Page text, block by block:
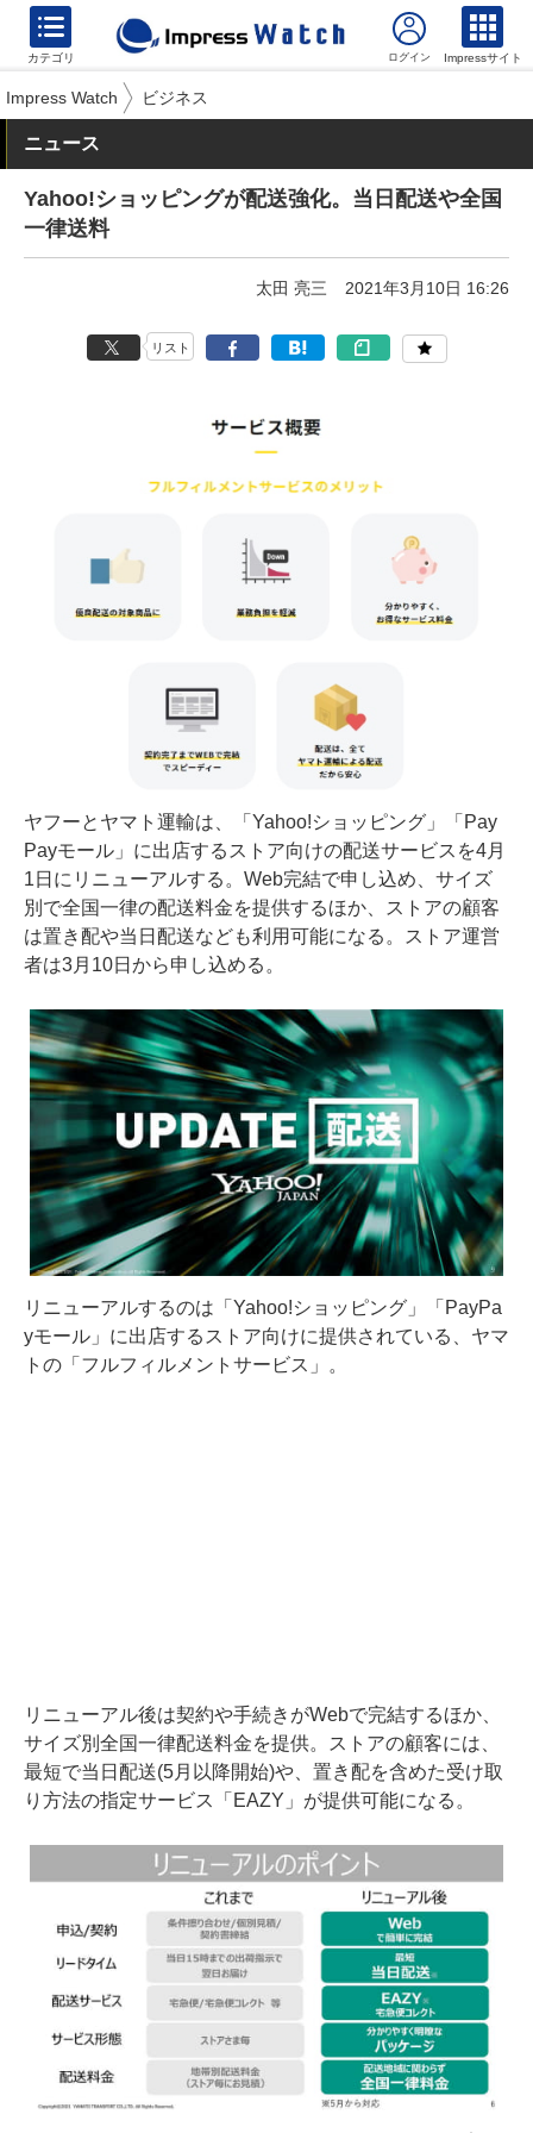
カテゴリ Impressサイト
Impress Watch ビジネス
ニュース
Yahoo!ショッピングが配送強化。当日配送や全国
一律送料
太田 亮三 2021年3月10日 16:26
リスト
ヤフーとヤマト運輸は、「Yahoo!ショッピング」「Pay
Payモール」に出店するストア向けの配送サービスを4月
1日にリニューアルする。Web完結で申し込め、サイズ
別で全国一律の配送料金を提供するほか、ストアの顧客
は置き配や当日配送なども利用可能になる。ストア運営
者は3月10日から申し込める。
リニューアルするのは「Yahoo!ショッピング」「PayPa
yモール」に出店するストア向けに提供されている、ヤマ
トの「フルフィルメントサービス」。
リニューアル後は契約や手続きがWebで完結するほか、
サイズ別全国一律配送料金を提供。ストアの顧客には、
最短で当日配送(5月以降開始)や、置き配を含めた受け取
り方法の指定サービス「EAZY」が提供可能になる。